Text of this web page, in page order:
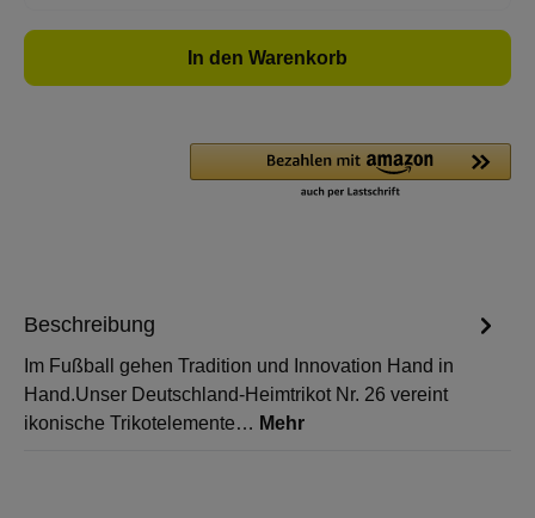
In den Warenkorb
Beschreibung
Im Fußball gehen Tradition und Innovation Hand in
Hand.Unser Deutschland-Heimtrikot Nr. 26 vereint
ikonische Trikotelemente… Mehr